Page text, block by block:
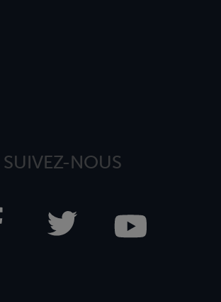
SUIVEZ-NOUS